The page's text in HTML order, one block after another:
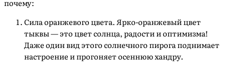
почему:
Сила оранжевого цвета. Ярко-оранжевый цвет
тыквы — это цвет солнца, радости и оптимизма!
Даже один вид этого солнечного пирога поднимает
настроение и прогоняет осеннюю хандру.